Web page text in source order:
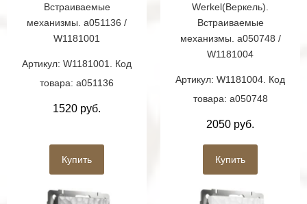
Встраиваемые
механизмы. a051136 /
W1181001
Артикул: W1181001. Код
товара: a051136
1520 руб.
Купить
Werkel(Веркель).
Встраиваемые
механизмы. a050748 /
W1181004
Артикул: W1181004. Код
товара: a050748
2050 руб.
Купить